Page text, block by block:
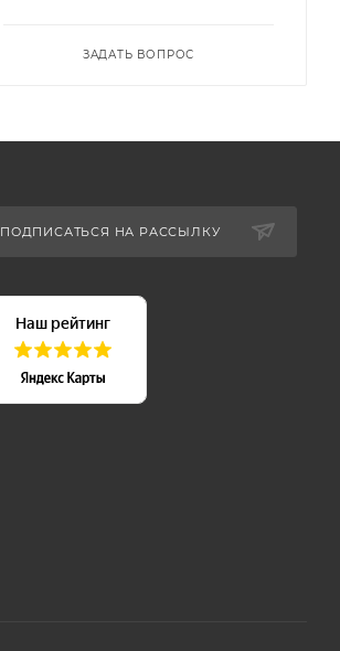
ЗАДАТЬ ВОПРОС
ПОДПИСАТЬСЯ НА РАССЫЛКУ